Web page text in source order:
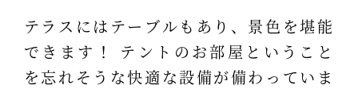
テラスにはテーブルもあり、景色を堪能
できます！ テントのお部屋ということ
を忘れそうな快適な設備が備わっていま